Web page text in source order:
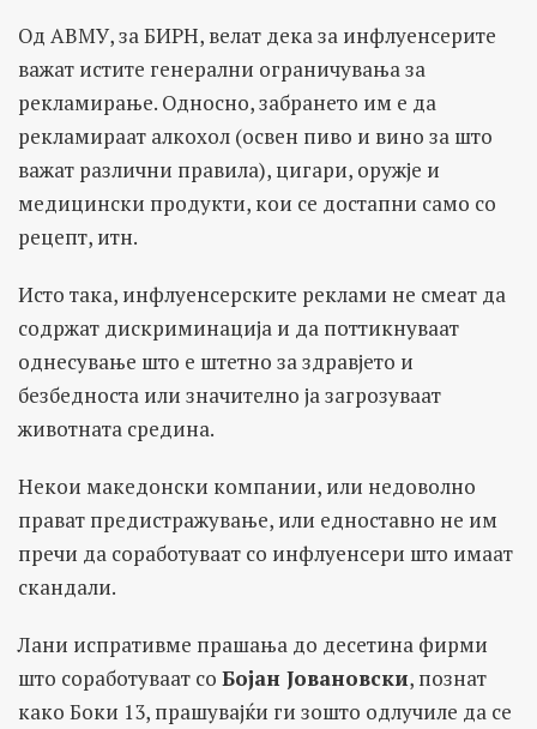
Од АВМУ, за БИРН, велат дека за инфлуенсерите
важат истите генерални ограничувања за
рекламирање. Односно, забрането им е да
рекламираат алкохол (освен пиво и вино за што
важат различни правила), цигари, оружје и
медицински продукти, кои се достапни само со
рецепт, итн.
Исто така, инфлуенсерските реклами не смеат да
содржат дискриминација и да поттикнуваат
однесување што е штетно за здравјето и
безбедноста или значително ја загрозуваат
животната средина.
Некои македонски компании, или недоволно
прават предистражување, или едноставно не им
пречи да соработуваат со инфлуенсери што имаат
скандали.
Лани испративме прашања до десетина фирми
што соработуваат со Бојан Јовановски, познат
како Боки 13, прашувајќи ги зошто одлучиле да се